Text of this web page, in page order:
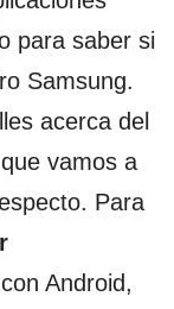
para saber si
Samsung.
acerca del
vamos a
Para
con Android,